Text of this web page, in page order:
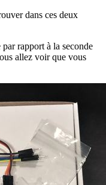
dans ces deux
rapport à la seconde
allez voir que vous